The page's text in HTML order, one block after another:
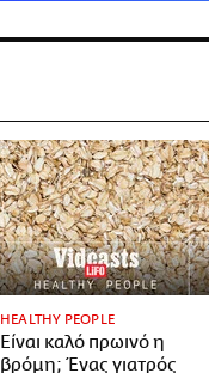
HEALTHY PEOPLE
Είναι καλό πρωινό η
βρόμη; Ένας γιατρός